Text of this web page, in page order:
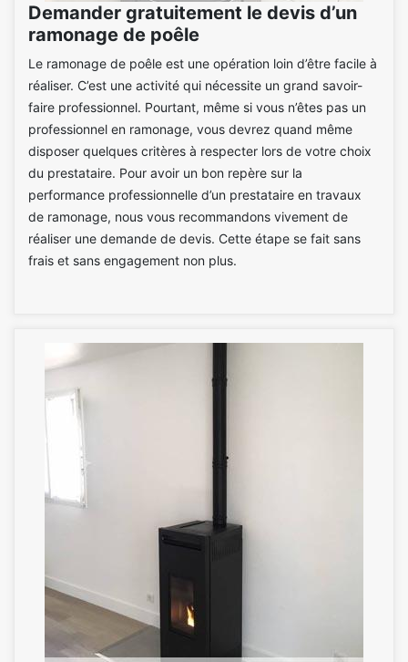
Demander gratuitement le devis d’un
ramonage de poêle
Le ramonage de poêle est une opération loin d’être facile à
réaliser. C’est une activité qui nécessite un grand savoir-
faire professionnel. Pourtant, même si vous n’êtes pas un
professionnel en ramonage, vous devrez quand même
disposer quelques critères à respecter lors de votre choix
du prestataire. Pour avoir un bon repère sur la
performance professionnelle d’un prestataire en travaux
de ramonage, nous vous recommandons vivement de
réaliser une demande de devis. Cette étape se fait sans
frais et sans engagement non plus.